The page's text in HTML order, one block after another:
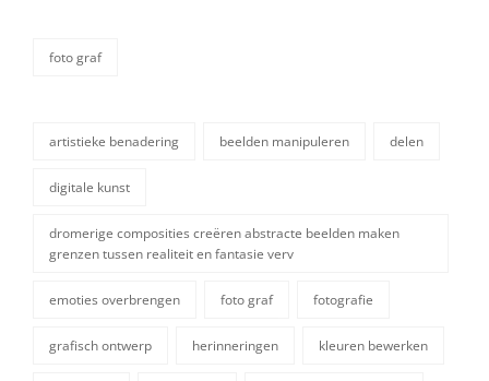
categorieën
foto graf
artistieke benadering beelden manipuleren delen
digitale kunst
dromerige composities creëren abstracte beelden maken
grenzen tussen realiteit en fantasie verv
emoties overbrengen foto graf fotografie
grafisch ontwerp herinneringen kleuren bewerken